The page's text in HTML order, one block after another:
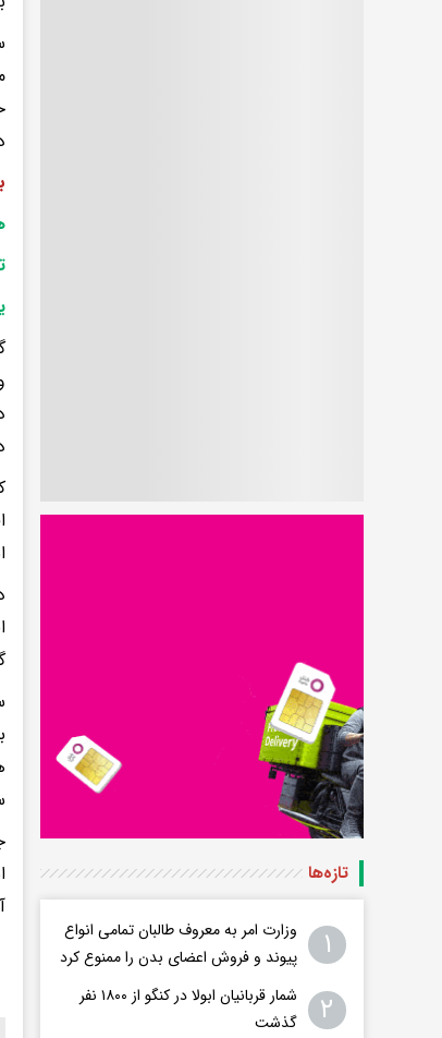
تازه‌ها
۱
وزارت امر به معروف طالبان تمامی انواع
پیوند و فروش اعضای بدن را ممنوع کرد
۲
شمار قربانیان ابولا در کنگو از ۱۸۰۰ نفر
گذشت